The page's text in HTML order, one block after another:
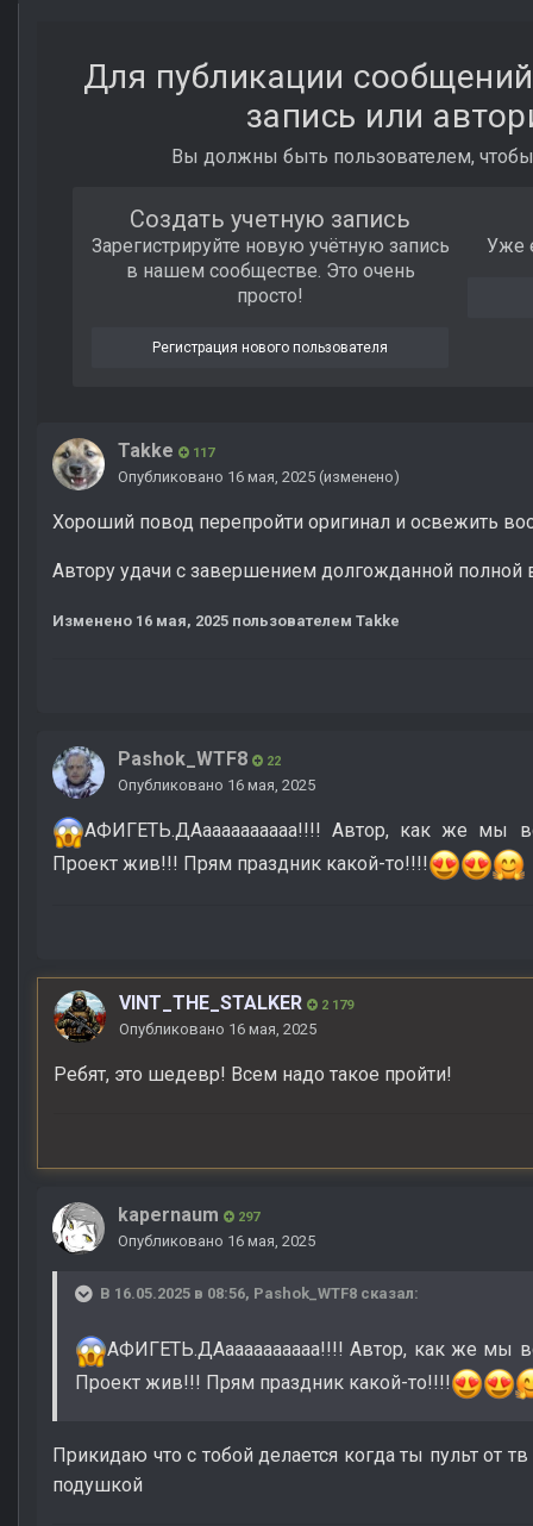
Для публикации
запись или
Вы должны быть пользователем,
Создать учетную запись
Зарегистрируйте новую учётную запись
в нашем сообществе. Это очень
просто!
Регистрация нового пользователя
Уже
Takke 117
Опубликовано 16 мая, 2025 (изменено)
Хороший повод перепройти оригинал и освежить
Автору удачи с завершением долгожданной полной
Изменено 16 мая, 2025 пользователем Takke
Pashok_WTF8 22
Опубликовано 16 мая, 2025
АФИГЕТЬ.ДАаааааааааа!!!! Автор, как же мы
Проект жив!!! Прям праздник какой-то!!!!
VINT_THE_STALKER 2 179
Опубликовано 16 мая, 2025
Ребят, это шедевр! Всем надо такое пройти!
kapernaum 297
Опубликовано 16 мая, 2025
В 16.05.2025 в 08:56, Pashok_WTF8 сказал:
АФИГЕТЬ.ДАаааааааааа!!!! Автор, как же мы
Проект жив!!! Прям праздник какой-то!!!!
Прикидаю что с тобой делается когда ты пульт от
подушкой